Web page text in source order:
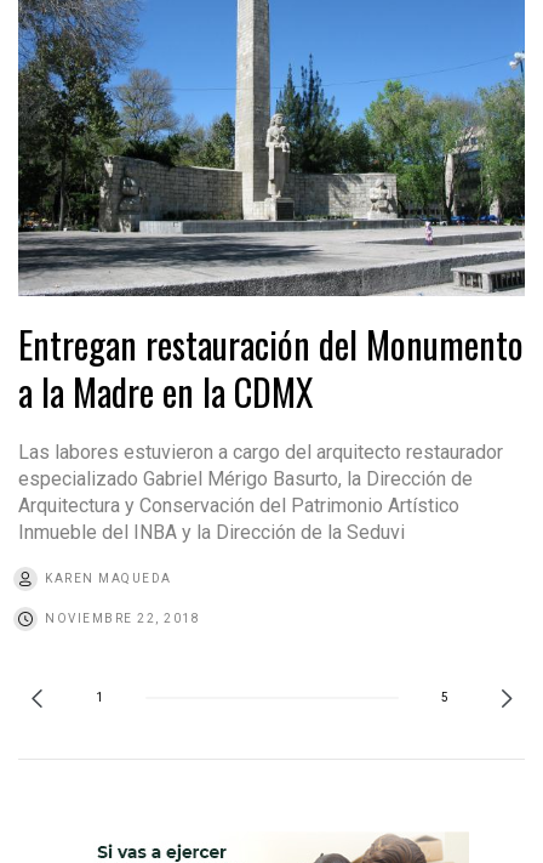
Entregan restauración del Monumento
a la Madre en la CDMX
Las labores estuvieron a cargo del arquitecto restaurador
especializado Gabriel Mérigo Basurto, la Dirección de
Arquitectura y Conservación del Patrimonio Artístico
Inmueble del INBA y la Dirección de la Seduvi
KAREN MAQUEDA
NOVIEMBRE 22, 2018
1 5